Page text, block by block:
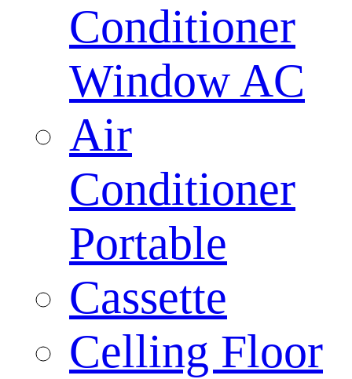
Conditioner
Window AC
Air
Conditioner
Portable
Cassette
Celling Floor